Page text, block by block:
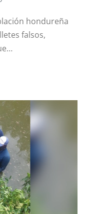
hondureña
falsos,